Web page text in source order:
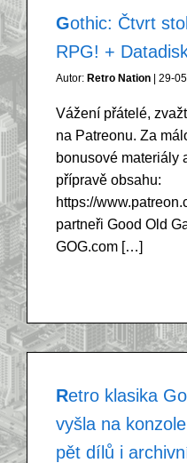
Gothic: Čtvrt století s kultovním
RPG! +
Autor: Retro Nation| 29-
Vážení přátelé,
na Patreonu. Za
bonusové materiály
přípravě obsahu:
https://
partneři Good Old
GOG.com […]
Retro klasika Gobliiins nečekaně
vyšla na
pět dílů i